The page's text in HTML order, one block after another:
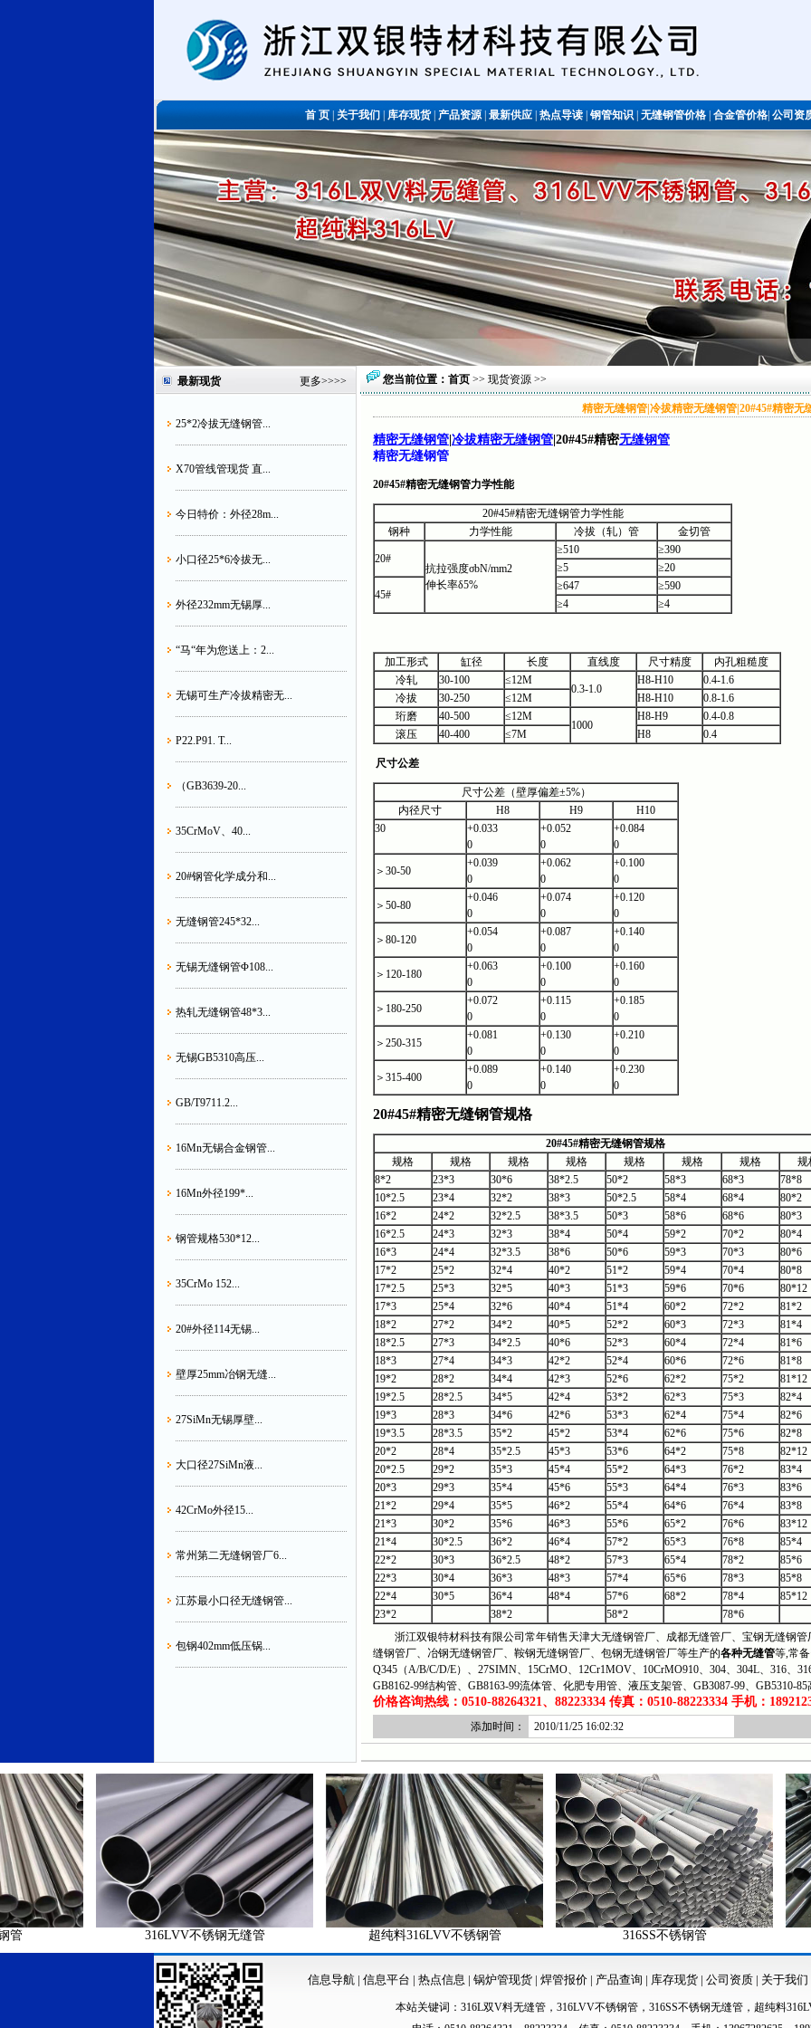
首 页关于我们库存现货|产品资源|最新供应|热点导读钢管知识无缝钢管价格合金管价格公司资
不锈钢管
最新现货 更多>>>>
25*2冷拔无缝钢管...
X70管线管现货 直...
今日特价：外径28m...
小口径25*6冷拔无...
外径232mm无锡厚...
“马“年为您送上：2...
无锡可生产冷拔精密无...
P22.P91. T...
（GB3639-20...
35CrMoV、40...
20#钢管化学成分和...
无缝钢管245*32...
无锡无缝钢管Φ108...
热轧无缝钢管48*3...
无锡GB5310高压...
GB/T9711.2...
16Mn无锡合金钢管...
16Mn外径199*...
钢管规格530*12...
35CrMo 152...
20#外径114无锡...
壁厚25mm冶钢无缝...
27SiMn无锡厚壁...
大口径27SiMn液...
42CrMo外径15...
常州第二无缝钢管厂6...
江苏最小口径无缝钢管...
包钢402mm低压锅...
您当前位置： 首页 >> 现货资源 >>
精密无缝钢管|冷拔精密无缝钢管|20#45#精密无
精密无缝钢管|冷拔精密无缝钢管|20#45#精密无缝钢管
精密无缝钢管
20#45#精密无缝钢管力学性能
20#45#精密无缝钢管力学性能
钢种
力学性能 冷拔（轧）管 金切管
20#
抗拉强度σbN/mm2
伸长率δ5%
≥510
≥390
≥5
≥20
45#
≥647
≥590
≥4
≥4
加工形式 缸径 长度 直线度 尺寸精度
内孔粗糙度
冷轧
30-100 ≤12M
0.3-1.0
H8-H10
0.4-1.6
冷拔
30-250 ≤12M H8-H10
0.8-1.6
珩磨
40-500 ≤12M
1000
H8-H9
0.4-0.8
滚压
40-400 ≤7M H8 0.4
尺寸公差
尺寸公差（壁厚偏差±5%）
内径尺寸
H8 H9
H10
30
+0.033
0
+0.052
0
+0.084
0
＞30-50
+0.039
0
+0.062
0
+0.100
0
＞50-80
+0.046
0
+0.074
0
+0.120
0
＞80-120
+0.054
0
+0.087
0
+0.140
0
＞120-180
+0.063
0
+0.100
0
+0.160
0
＞180-250
+0.072
0
+0.115
0
+0.185
0
＞250-315
+0.081
0
+0.130
0
+0.210
0
＞315-400
+0.089
0
+0.140
0
+0.230
0
20#45#精密无缝钢管规格
20#45#精密无缝钢管规格
规格
规格 规格 规格 规格 规格 规格
规
8*2
23*3 30*6 38*2.5 50*2 58*3 68*3
78*8
10*2.5
23*4 32*2 38*3 50*2.5 58*4 68*4
80*2
16*2
24*2 32*2.5 38*3.5 50*3 58*6 68*6
80*3
16*2.5
24*3 32*3 38*4 50*4 59*2 70*2
80*4
16*3
24*4 32*3.5 38*6 50*6 59*3 70*3
80*6
17*2
25*2 32*4 40*2 51*2 59*4 70*4
80*8
17*2.5
25*3 32*5 40*3 51*3 59*6 70*6
80*12
17*3
25*4 32*6 40*4 51*4 60*2 72*2
81*2
18*2
27*2 34*2 40*5 52*2 60*3 72*3
81*4
18*2.5
27*3 34*2.5 40*6 52*3 60*4 72*4
81*6
18*3
27*4 34*3 42*2 52*4 60*6 72*6
81*8
19*2
28*2 34*4 42*3 52*6 62*2 75*2
81*12
19*2.5
28*2.5 34*5 42*4 53*2 62*3 75*3
82*4
19*3
28*3 34*6 42*6 53*3 62*4 75*4
82*6
19*3.5
28*3.5 35*2 45*2 53*4 62*6 75*6
82*8
20*2
28*4 35*2.5 45*3 53*6 64*2 75*8
82*12
20*2.5
29*2 35*3 45*4 55*2 64*3 76*2
83*4
20*3
29*3 35*4 45*6 55*3 64*4 76*3
83*6
21*2
29*4 35*5 46*2 55*4 64*6 76*4
83*8
21*3
30*2 35*6 46*3 55*6 65*2 76*6
83*12
21*4
30*2.5 36*2 46*4 57*2 65*3 76*8
85*4
22*2
30*3 36*2.5 48*2 57*3 65*4 78*2
85*6
22*3
30*4 36*3 48*3 57*4 65*6 78*3
85*8
22*4
30*5 36*4 48*4 57*6 68*2 78*4
85*12
23*2
38*2 58*2
78*6
浙江双银特材科技有限公司常年销售天津大无缝钢管厂、成都无缝管厂、宝钢无缝钢管
缝钢管厂、冶钢无缝钢管厂、鞍钢无缝钢管厂、包钢无缝钢管厂等生产的各种无缝管等,常
Q345（A/B/C/D/E）、27SIMN、15CrMO、12Cr1MOV、10CrMO910、304、304L、316、
GB8162-99结构管、GB8163-99流体管、化肥专用管、液压支架管、GB3087-99、GB5310-
价格咨询热线：0510-88264321、88223334 传真：0510-88223334 手机：
添加时间： 2010/11/25 16:02:32
316LVV不锈钢无缝管 超纯料316LVV不锈钢管 316SS不锈钢管
信息导航| 信息平台 | 热点信息 | 锅炉管现货 | 焊管报价| 产品查询 | 库存现货 | 公司资质 | 关于我们
本站关键词： 316L双V料无缝管 ， 316LVV不锈钢管 ， 316SS不锈钢无缝管 ， 超纯料